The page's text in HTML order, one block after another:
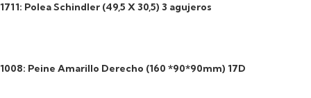
1711: Polea Schindler (49,5 X 30,5) 3 agujeros
1008: Peine Amarillo Derecho (160 *90*90mm) 17D